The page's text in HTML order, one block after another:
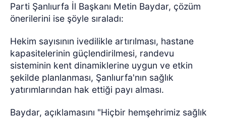
Parti Şanlıurfa İl Başkanı Metin Baydar, çözüm
önerilerini ise şöyle sıraladı:
Hekim sayısının ivedilikle artırılması, hastane
kapasitelerinin güçlendirilmesi, randevu
sisteminin kent dinamiklerine uygun ve etkin
şekilde planlanması, Şanlıurfa'nın sağlık
yatırımlarından hak ettiği payı alması.
Baydar, açıklamasını "Hiçbir hemşehrimiz sağlık